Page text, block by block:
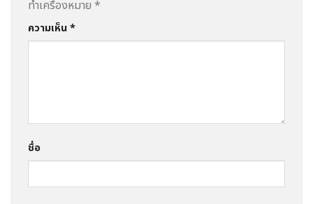
ทำเครื่องหมาย *
ความเห็น*
ชื่อ